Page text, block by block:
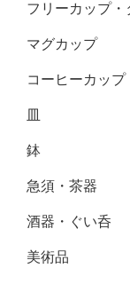
フリーカップ・
マグカップ
コーヒーカップ
皿
鉢
急須・茶器
酒器・ぐい呑
美術品